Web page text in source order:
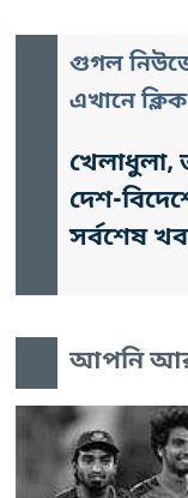
গুগল
এখানে
খেলাধুলা,
দেশ-
সর্বশেষ
আপনি